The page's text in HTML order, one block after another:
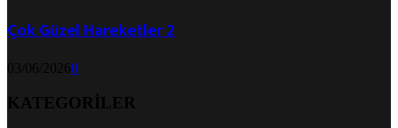
Çok Güzel Hareketler 2
03/06/20260
KATEGORİLER